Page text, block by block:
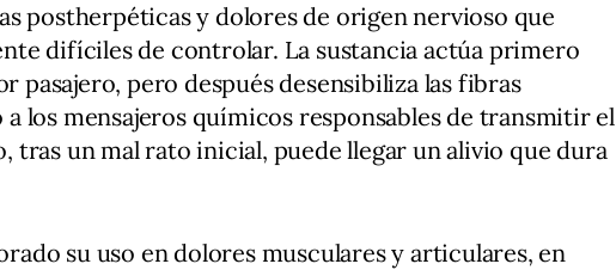
postherpéticas y dolores de origen nervioso que
difíciles de controlar. La sustancia actúa primero
pasajero, pero después desensibiliza las fibras
a los mensajeros químicos responsables de transmitir el
tras un mal rato inicial, puede llegar un alivio que dura
su uso en dolores musculares y articulares, en